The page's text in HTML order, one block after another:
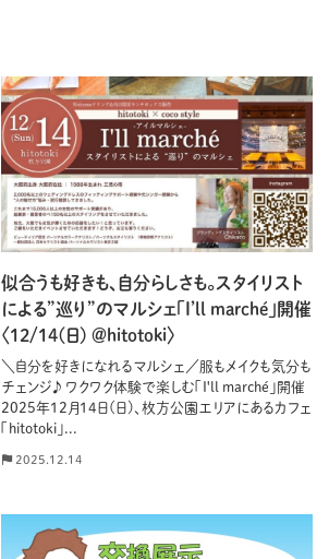
似合うも好きも、自分らしさも。スタイリスト
による”巡り”のマルシェ「I’ll marché」開催
〈12/14(日) ＠hitotoki〉
＼自分を好きになれるマルシェ／服もメイクも気分も
チェンジ♪ ワクワク体験で楽しむ「I'll marché」開催
2025年12月14日(日)、枚方公園エリアにあるカフェ
「hitotoki」...
2025.12.14